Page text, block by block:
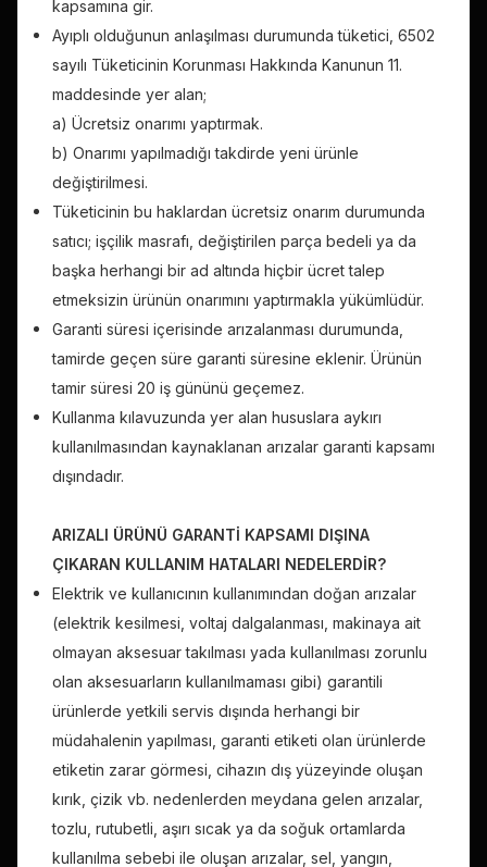
kapsamına gir.
Ayıplı olduğunun anlaşılması durumunda tüketici, 6502
sayılı Tüketicinin Korunması Hakkında Kanunun 11.
maddesinde yer alan;
a) Ücretsiz onarımı yaptırmak.
b) Onarımı yapılmadığı takdirde yeni ürünle
değiştirilmesi.
Tüketicinin bu haklardan ücretsiz onarım durumunda
satıcı; işçilik masrafı, değiştirilen parça bedeli ya da
başka herhangi bir ad altında hiçbir ücret talep
etmeksizin ürünün onarımını yaptırmakla yükümlüdür.
Garanti süresi içerisinde arızalanması durumunda,
tamirde geçen süre garanti süresine eklenir. Ürünün
tamir süresi 20 iş gününü geçemez.
Kullanma kılavuzunda yer alan hususlara aykırı
kullanılmasından kaynaklanan arızalar garanti kapsamı
dışındadır.
ARIZALI ÜRÜNÜ GARANTİ KAPSAMI DIŞINA
ÇIKARAN KULLANIM HATALARI NEDELERDİR?
Elektrik ve kullanıcının kullanımından doğan arızalar
(elektrik kesilmesi, voltaj dalgalanması, makinaya ait
olmayan aksesuar takılması yada kullanılması zorunlu
olan aksesuarların kullanılmaması gibi) garantili
ürünlerde yetkili servis dışında herhangi bir
müdahalenin yapılması, garanti etiketi olan ürünlerde
etiketin zarar görmesi, cihazın dış yüzeyinde oluşan
kırık, çizik vb. nedenlerden meydana gelen arızalar,
tozlu, rutubetli, aşırı sıcak ya da soğuk ortamlarda
kullanılma sebebi ile oluşan arızalar, sel, yangın,